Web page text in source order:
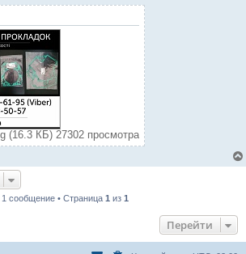
(16.3 КБ) 27302 просмотра
1 сообщение • Страница 1 из 1
Перейти